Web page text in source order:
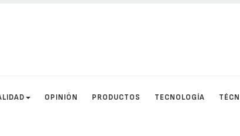
OPINIÓN PRODUCTOS TECNOLOGÍA